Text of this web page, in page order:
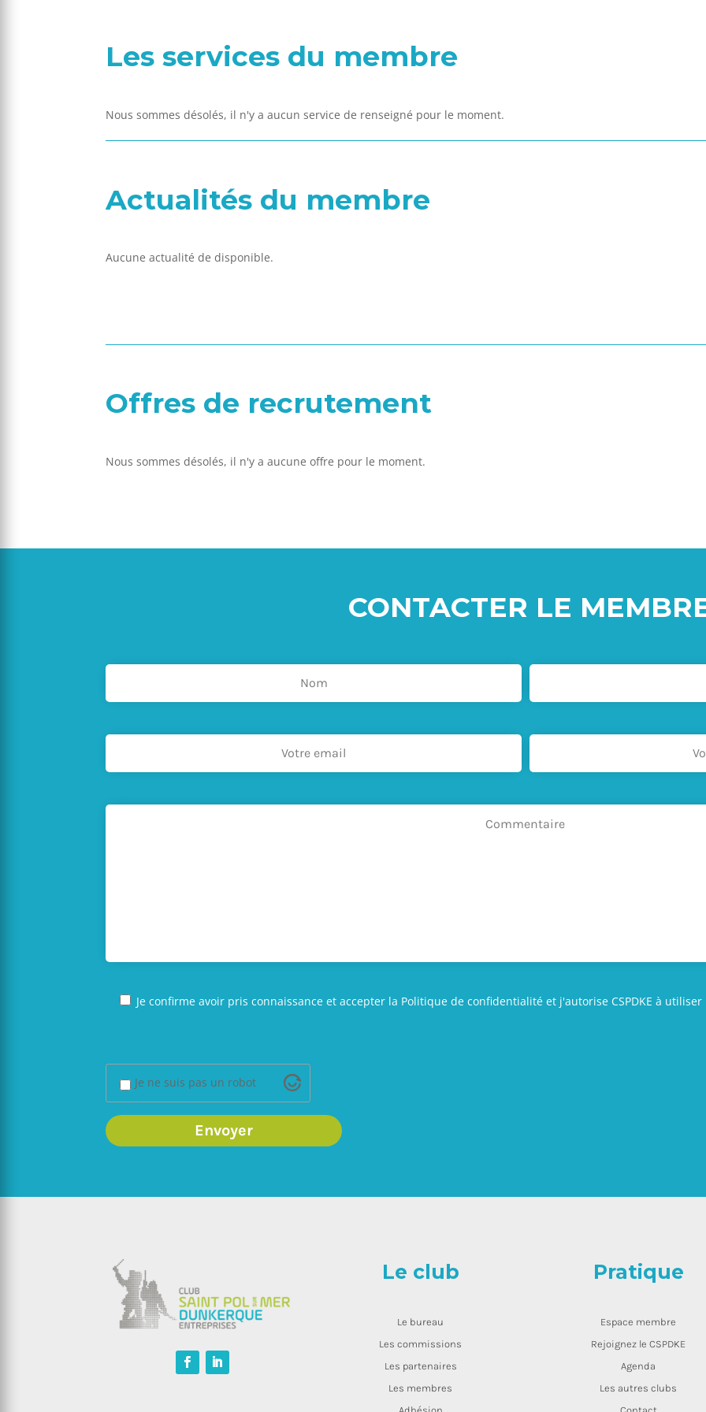
Les services du membre
Nous sommes désolés, il n'y a aucun service de renseigné pour le moment.
Actualités du membre
Aucune actualité de disponible.
Offres de recrutement
Nous sommes désolés, il n'y a aucune offre pour le moment.
CONTACTER LE
Je confirme avoir pris connaissance et accepter la Politique de confidentialité et j'autorise CSPDKE à
Je ne suis pas un robot
Envoyer
Le club
Le bureau
Les commissions
Les partenaires
Les membres
Pratique
Espace membre
Rejoignez le CSPDKE
Agenda
Les autres clubs